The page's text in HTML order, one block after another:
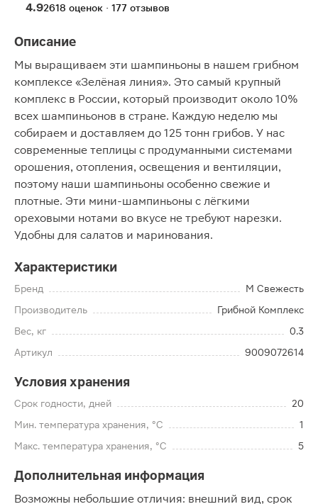
4.92618 оценок · 177 отзывов
Описание
Мы выращиваем эти шампиньоны в нашем грибном
комплексе «Зелёная линия». Это самый крупный
комплекс в России, который производит около 10%
всех шампиньонов в стране. Каждую неделю мы
собираем и доставляем до 125 тонн грибов. У нас
современные теплицы с продуманными системами
орошения, отопления, освещения и вентиляции,
поэтому наши шампиньоны особенно свежие и
плотные. Эти мини-шампиньоны с лёгкими
ореховыми нотами во вкусе не требуют нарезки.
Удобны для салатов и маринования.
Характеристики
Бренд
М Свежесть
Производитель
Грибной Комплекс
Вес, кг
0.3
Артикул
9009072614
Условия хранения
Срок годности, дней
20
Мин. температура хранения, °C
1
Макс. температура хранения, °C
5
Дополнительная информация
Возможны небольшие отличия: внешний вид, срок